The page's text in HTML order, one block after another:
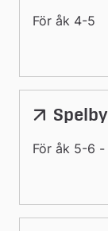
För åk 4-5
För åk 5-6